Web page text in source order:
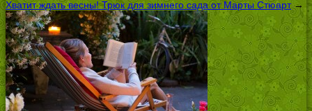
Хватит ждать весны! Трюк для зимнего сада от Марты Стюарт→